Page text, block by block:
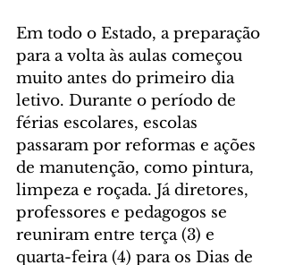
Em todo o Estado, a preparação
para a volta às aulas começou
muito antes do primeiro dia
letivo. Durante o período de
férias escolares, escolas
passaram por reformas e ações
de manutenção, como pintura,
limpeza e roçada. Já diretores,
professores e pedagogos se
reuniram entre terça (3) e
quarta-feira (4) para os Dias de